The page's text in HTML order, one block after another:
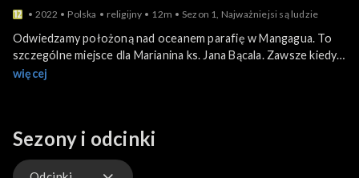
2022 Polska religijny 12m Sezon 1, Najważniejsi są ludzie
Odwiedzamy położoną nad oceanem parafię w Mangagua. To
szczególne miejsce dla Marianina ks. Jana Bącala. Zawsze kiedy
wraca w to miejsce, spotyka się z dużą życzliwością wiernych.
więcej
Sezony i odcinki